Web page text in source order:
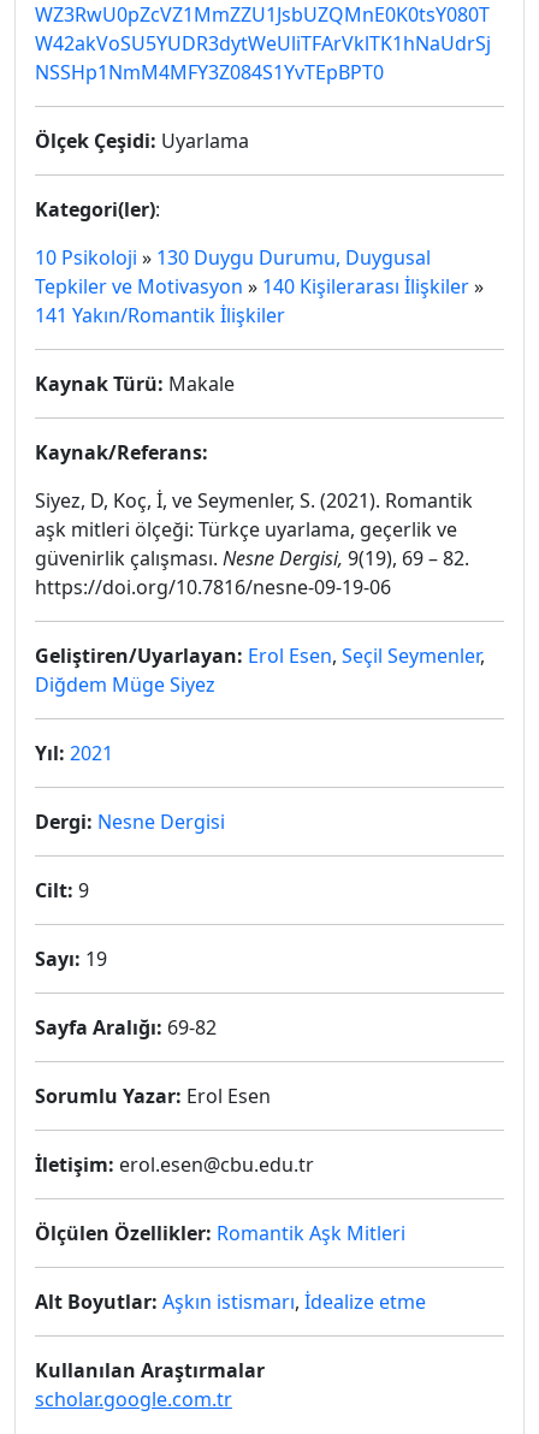
WZ3RwU0pZcVZ1MmZZU1JsbUZQMnE0K0tsY080T
W42akVoSU5YUDR3dytWeUliTFArVklTK1hNaUdrSj
NSSHp1NmM4MFY3Z084S1YvTEpBPT0
Ölçek Çeşidi: Uyarlama
Kategori(ler):
10 Psikoloji » 130 Duygu Durumu, Duygusal
Tepkiler ve Motivasyon » 140 Kişilerarası İlişkiler»
141 Yakın/Romantik İlişkiler
Kaynak Türü: Makale
Kaynak/Referans:
Siyez, D, Koç, İ, ve Seymenler, S. (2021). Romantik
aşk mitleri ölçeği: Türkçe uyarlama, geçerlik ve
güvenirlik çalışması. Nesne Dergisi, 9(19), 69 – 82.
https://doi.org/10.7816/nesne-09-19-06
Geliştiren/Uyarlayan: Erol Esen, Seçil Seymenler,
Diğdem Müge Siyez
Yıl: 2021
Dergi: Nesne Dergisi
Cilt: 9
Sayı: 19
Sayfa Aralığı: 69-82
Sorumlu Yazar: Erol Esen
İletişim: erol.esen@cbu.edu.tr
Ölçülen Özellikler: Romantik Aşk Mitleri
Alt Boyutlar: Aşkın istismarı, İdealize etme
Kullanılan Araştırmalar
scholar.google.com.tr